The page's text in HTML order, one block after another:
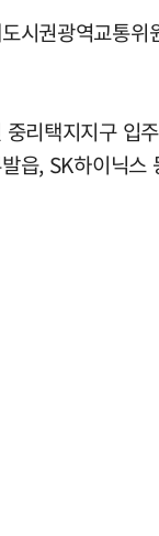
시권광역교통
리택지지구
읍, SK하이닉